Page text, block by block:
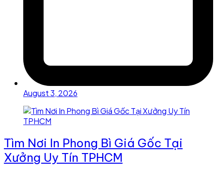
August 3, 2026
Tìm Nơi In Phong Bì Giá Gốc Tại
Xưởng Uy Tín TPHCM